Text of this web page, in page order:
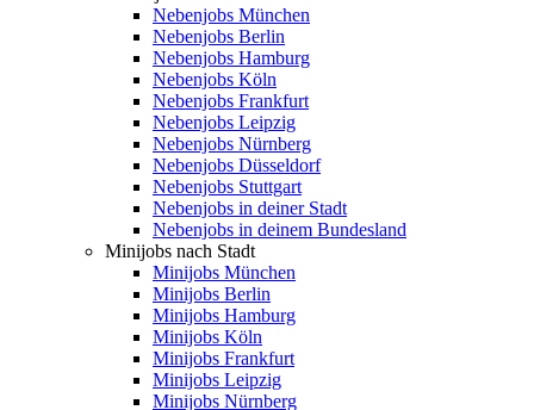
Nebenjobs München
Nebenjobs Berlin
Nebenjobs Hamburg
Nebenjobs Köln
Nebenjobs Frankfurt
Nebenjobs Leipzig
Nebenjobs Nürnberg
Nebenjobs Düsseldorf
Nebenjobs Stuttgart
Nebenjobs in deiner Stadt
Nebenjobs in deinem Bundesland
Minijobs nach Stadt
Minijobs München
Minijobs Berlin
Minijobs Hamburg
Minijobs Köln
Minijobs Frankfurt
Minijobs Leipzig
Minijobs Nürnberg